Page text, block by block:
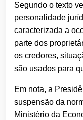
Segundo o texto
personalidade
caracterizada a
parte dos
os credores,
são usados para
Em nota, a
suspensão da
Ministério da